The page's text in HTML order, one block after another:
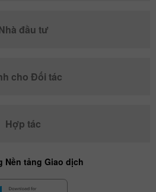
đầu tư
cho Đối tác
Hợp tác
Nền tảng Giao dịch